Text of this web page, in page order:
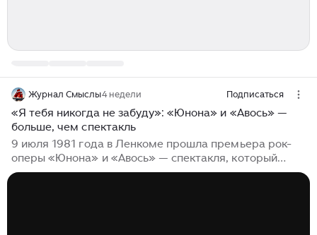
Журнал Смыслы4 недели Подписаться
«Я тебя никогда не забуду»: «Юнона» и «Авось» —
больше, чем спектакль
9 июля 1981 года в Ленкоме прошла премьера рок-
оперы «Юнона» и «Авось» — спектакля, который
очень быстро перестал быть только театральным